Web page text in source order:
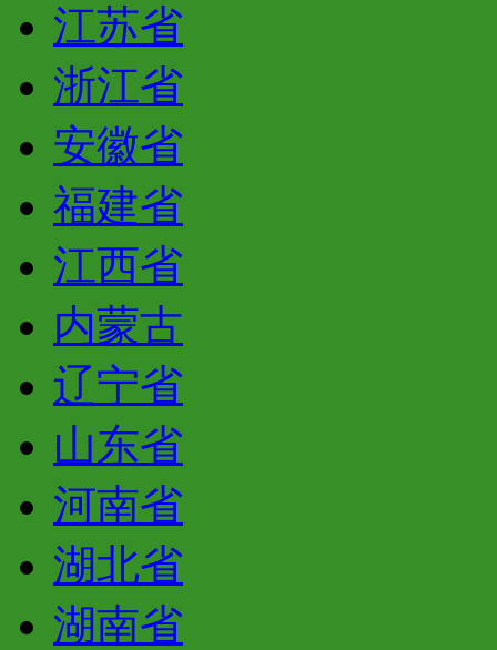
江苏省
浙江省
安徽省
福建省
江西省
内蒙古
辽宁省
山东省
河南省
湖北省
湖南省